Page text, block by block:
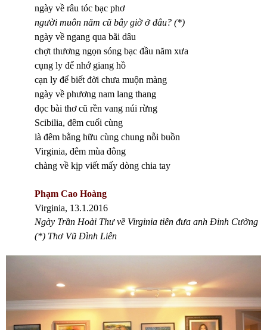
ngày về râu tóc bạc phơ
người muôn năm cũ bây giờ ở đâu? (*)
ngày về ngang qua bãi dâu
chợt thương ngọn sóng bạc đầu năm xưa
cụng ly để nhớ giang hồ
cạn ly để biết đời chưa muộn màng
ngày về phương nam lang thang
đọc bài thơ cũ rền vang núi rừng
Scibilia, đêm cuối cùng
là đêm bằng hữu cùng chung nỗi buồn
Virginia, đêm mùa đông
chàng về kịp viết mấy dòng chia tay
Phạm Cao Hoàng
Virginia, 13.1.2016
Ngày Trần Hoài Thư về Virginia tiễn đưa anh Đinh Cường
(*) Thơ Vũ Đình Liên